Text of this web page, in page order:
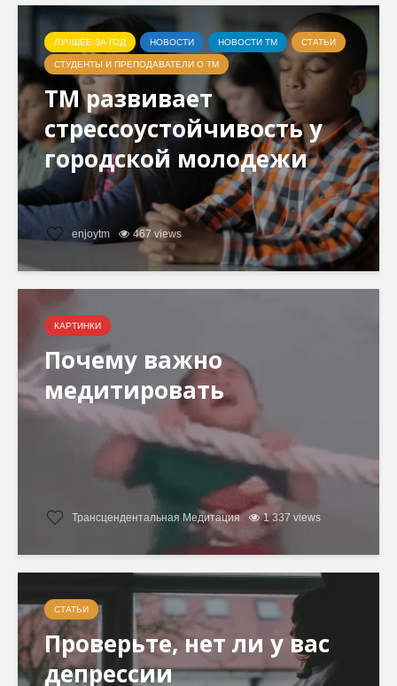
ЛУЧШЕЕ ЗА ГОД НОВОСТИ НОВОСТИ ТМ СТАТЬИ
СТУДЕНТЫ И ПРЕПОДАВАТЕЛИ О ТМ
ТМ развивает
стрессоустойчивость у
городской молодежи
enjoytm 467 views
КАРТИНКИ
Почему важно
медитировать
Трансцендентальная Медитация 1 337 views
СТАТЬИ
Проверьте, нет ли у вас
депрессии